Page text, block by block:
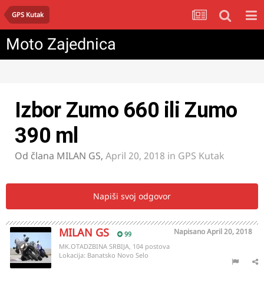
GPS Kutak
Moto Zajednica
Izbor Zumo 660 ili Zumo
390 ml
Od člana MILAN GS, April 20, 2018 in GPS Kutak
Napiši svoj odgovor
MILAN GS 99 NapisanoApril 20, 2018
MK.OTADZBINA SRBIJA, 104 postova
Lokacija: Banatsko Novo Selo